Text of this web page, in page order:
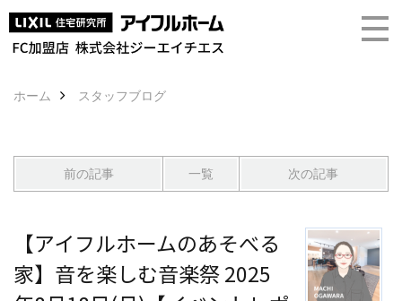
ホーム スタッフブログ
前の記事 一覧 次の記事
【アイフルホームのあそべる
家】音を楽しむ音楽祭 2025